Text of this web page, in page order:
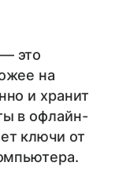
это
на
и хранит
в офлайн-
ключи от